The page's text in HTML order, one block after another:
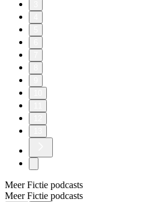
Meer Fictie podcasts
Meer Fictie podcasts